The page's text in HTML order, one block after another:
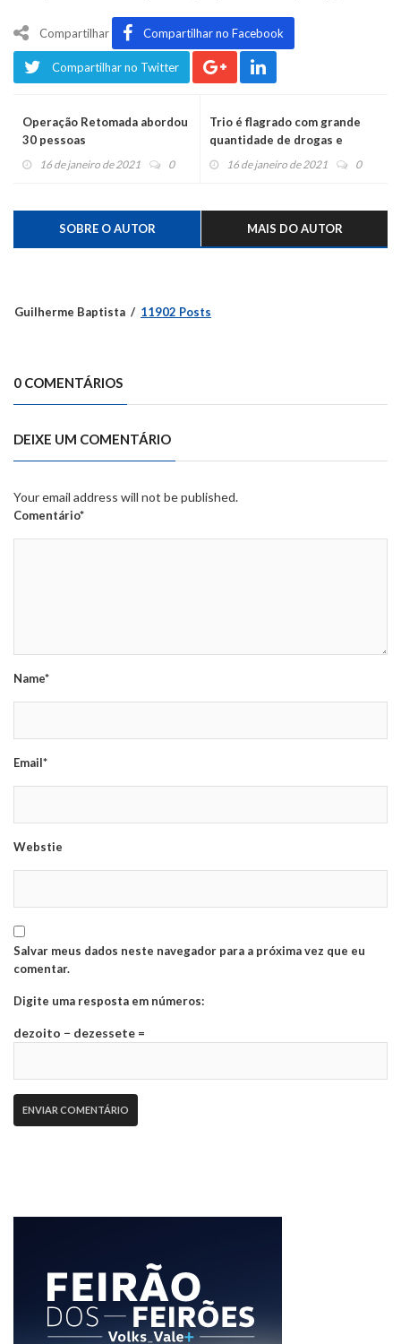
Compartilhar Compartilhar no Facebook
Compartilhar no Twitter
Operação Retomada abordou
30 pessoas
16 de janeiro de 2021 0
Trio é flagrado com grande
quantidade de drogas e
celulares
16 de janeiro de 2021 0
SOBRE O AUTOR MAIS DO AUTOR
Guilherme Baptista 11902 Posts
0 COMENTÁRIOS
DEIXE UM COMENTÁRIO
Your email address will not be published.
Comentário*
Name*
Email*
Webstie
Salvar meus dados neste navegador para a próxima vez que eu
comentar.
Digite uma resposta em números:
dezoito − dezessete =